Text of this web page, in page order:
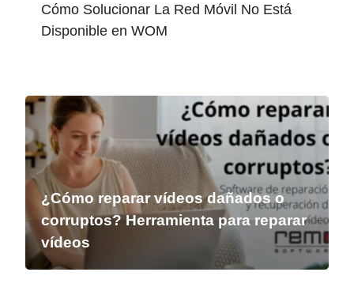
Cómo Solucionar La Red Móvil No Está
Disponible en WOM
¿Cómo reparar vídeos dañados o
corruptos? Herramienta para reparar
vídeos